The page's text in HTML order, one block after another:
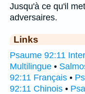
Jusqu'à ce qu'il
adversaires.
Links
Psaume 92:11
Multilingue •
92:11 Français •
92:11 Chinois •